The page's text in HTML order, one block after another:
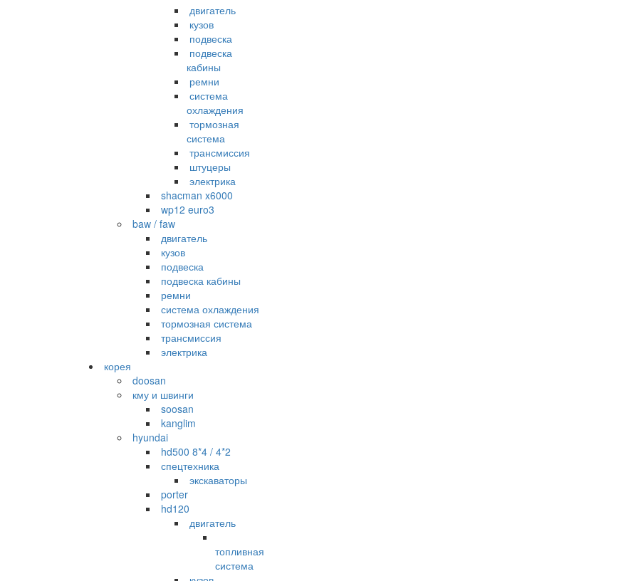
двигатель
кузов
подвеска
подвеска
кабины
ремни
система
охлаждения
тормозная
система
трансмиссия
штуцеры
электрика
shacman x6000
wp12 euro3
baw / faw
двигатель
кузов
подвеска
подвеска кабины
ремни
система охлаждения
тормозная система
трансмиссия
электрика
корея
doosan
кму и швинги
soosan
kanglim
hyundai
hd500 8*4 / 4*2
спецтехника
экскаваторы
porter
hd120
двигатель
топливная
система